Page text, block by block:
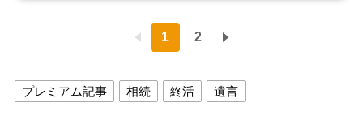
1 2
プレミアム記事 相続 終活 遺言